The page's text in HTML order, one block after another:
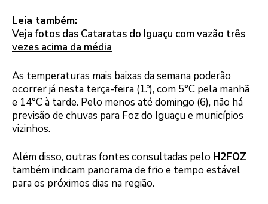
Leia também:
Veja fotos das Cataratas do Iguaçu com vazão três
vezes acima da média
As temperaturas mais baixas da semana poderão
ocorrer já nesta terça-feira (1.º), com 5°C pela manhã
e 14°C à tarde. Pelo menos até domingo (6), não há
previsão de chuvas para Foz do Iguaçu e municípios
vizinhos.
Além disso, outras fontes consultadas pelo H2FOZ
também indicam panorama de frio e tempo estável
para os próximos dias na região.